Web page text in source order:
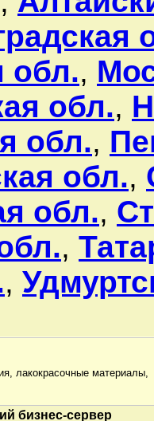
обл.,
обл.,
обл.,
обл.,
обл.,
,
,
лакокрасочные материалы,
бизнес-сервер